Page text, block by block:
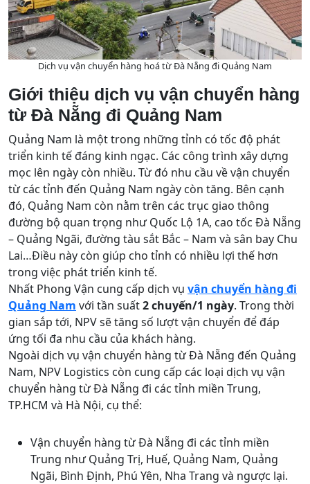
Dịch vụ vận chuyển hàng hoá từ Đà Nẵng đi Quảng Nam
Giới thiệu dịch vụ vận chuyển hàng
từ Đà Nẵng đi Quảng Nam
Quảng Nam là một trong những tỉnh có tốc độ phát
triển kinh tế đáng kinh ngạc. Các công trình xây dựng
mọc lên ngày còn nhiều. Từ đó nhu cầu về vận chuyển
từ các tỉnh đến Quảng Nam ngày còn tăng. Bên cạnh
đó, Quảng Nam còn nằm trên các trục giao thông
đường bộ quan trọng như Quốc Lộ 1A, cao tốc Đà Nẵng
– Quảng Ngãi, đường tàu sắt Bắc – Nam và sân bay Chu
Lai…Điều này còn giúp cho tỉnh có nhiều lợi thế hơn
trong việc phát triển kinh tế.
Nhất Phong Vận cung cấp dịch vụ vận chuyển hàng đi
Quảng Nam với tần suất2 chuyến/1 ngày. Trong thời
gian sắp tới, NPV sẽ tăng số lượt vận chuyển để đáp
ứng tối đa nhu cầu của khách hàng.
Ngoài dịch vụ vận chuyển hàng từ Đà Nẵng đến Quảng
Nam, NPV Logistics còn cung cấp các loại dịch vụ vận
chuyển hàng từ Đà Nẵng đi các tỉnh miền Trung,
TP.HCM và Hà Nội, cụ thể:
Vận chuyển hàng từ Đà Nẵng đi các tỉnh miền
Trung như Quảng Trị, Huế, Quảng Nam, Quảng
Ngãi, Bình Định, Phú Yên, Nha Trang và ngược lại.